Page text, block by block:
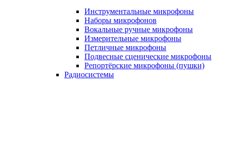
Инструментальные микрофоны
Наборы микрофонов
Вокальные ручные микрофоны
Измерительные микрофоны
Петличные микрофоны
Подвесные сценические микрофоны
Репортёрские микрофоны (пушки)
Радиосистемы